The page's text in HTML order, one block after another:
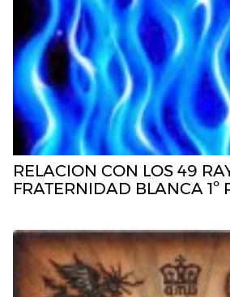
RELACION CON LOS 49
FRATERNIDAD BLANCA 1º